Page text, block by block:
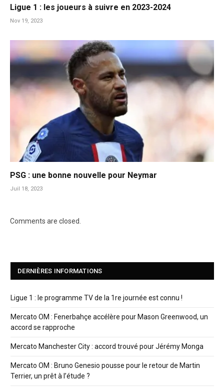
Ligue 1 : les joueurs à suivre en 2023-2024
Nov 19, 2023
PSG : une bonne nouvelle pour Neymar
Juil 18, 2023
Comments are closed.
DERNIÈRES INFORMATIONS
Ligue 1 : le programme TV de la 1re journée est connu !
Mercato OM : Fenerbahçe accélère pour Mason Greenwood, un
accord se rapproche
Mercato Manchester City : accord trouvé pour Jérémy Monga
Mercato OM : Bruno Genesio pousse pour le retour de Martin
Terrier, un prêt à l’étude ?